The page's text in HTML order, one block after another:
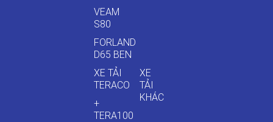
VEAM
S80
FORLAND
D65 BEN
XE TẢI
TERACO
+
TERA100
XE
TẢI
KHÁC